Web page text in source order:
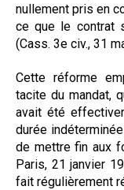
nullement pris en
ce que le contrat
(Cass. 3e civ., 31
Cette réforme
tacite du mandat,
avait été
durée
de mettre fin aux
Paris, 21 janvier
fait régulièrement